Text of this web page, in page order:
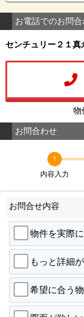
お電話でのお問
センチュリー２１真
物
お問合わせ
1
内容入力
お問合せ内容
物件を実際
もっと詳細
希望に合う